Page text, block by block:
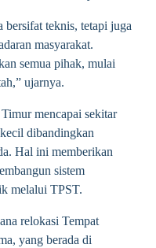
bersifat teknis, tetapi juga
masyarakat.
semua pihak, mulai
ujarnya.
mencapai sekitar
dibandingkan
Hal ini memberikan
sistem
melalui TPST.
relokasi Tempat
yang berada di